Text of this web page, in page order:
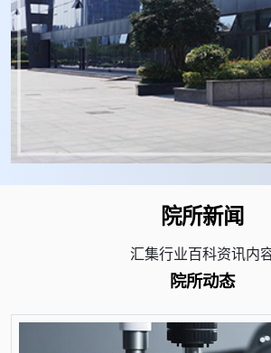
院所新闻
汇集行业百科资讯内
院所动态